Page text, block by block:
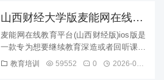
山西财经大学版麦能网在线教
育平台苹果版 v1.0 官网ios版
麦能网在线教育平台(山西财经版)ios版是
一款专为想要继续教育深造或者回听课程
的本校同学提供在线学习服务的手机学习
教育培训 59552 0 2026-08-09